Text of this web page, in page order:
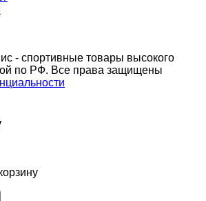
- спортивные товары высокого
по РФ. Все права защищены